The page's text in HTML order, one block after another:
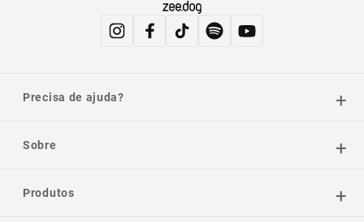
Precisa de ajuda?
Sobre
Produtos